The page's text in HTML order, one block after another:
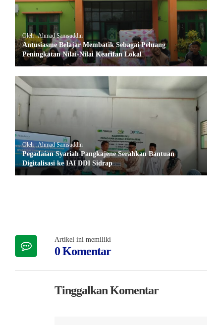
Oleh : Ahmad Samsuddin
Antusiasme Belajar Membatik Sebagai Peluang
Peningkatan Nilai-Nilai Kearifan Lokal
Oleh : Ahmad Samsuddin
Pegadaian Syariah Pangkajene Serahkan Bantuan
Digitalisasi ke IAI DDI Sidrap
Artikel ini memiliki
0 Komentar
Tinggalkan Komentar